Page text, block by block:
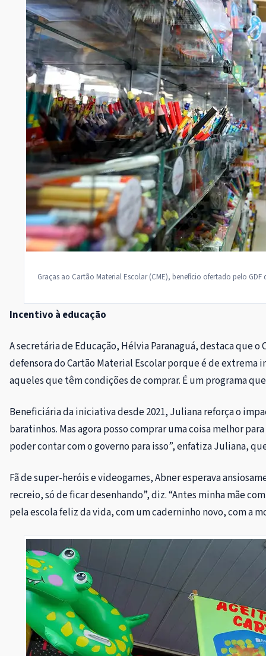
Graças ao Cartão Material Escolar (CME), benefício ofertado pelo
Incentivo à educação
A secretária de Educação, Hélvia Paranaguá, destaca que
defensora do Cartão Material Escolar porque é de
aqueles que têm condições de comprar. É um programa
Beneficiária da iniciativa desde 2021, Juliana reforça o
baratinhos. Mas agora posso comprar uma coisa melhor
poder contar com o governo para isso”, enfatiza Juliana,
Fã de super-heróis e videogames, Abner esperava
recreio, só de ficar desenhando”, diz. “Antes minha mãe
pela escola feliz da vida, com um caderninho novo, com a